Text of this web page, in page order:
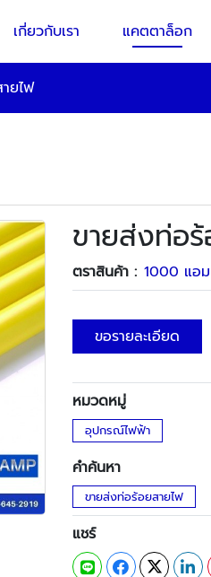
เกี่ยวกับเรา แคตตาล็อก
ยไฟ
ขายส่งท่อ
ตราสินค้า : 1000 แอ
ขอรายละเอียด
หมวดหมู่
อุปกรณ์ไฟฟ้า
คำค้นหา
ขายส่งท่อร้อยสายไฟ
แชร์